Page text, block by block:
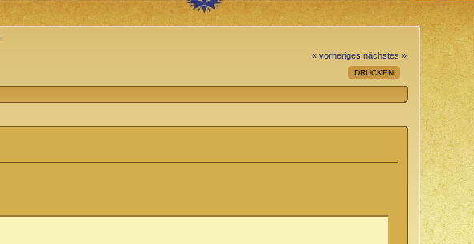
« vorheriges nächstes »
DRUCKEN